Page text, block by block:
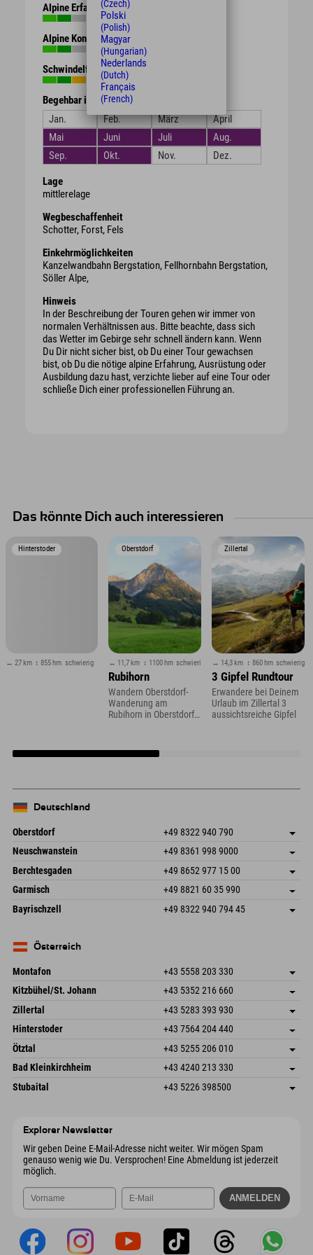
Alpine Erfahrung
Alpine Kondition
Schwindelfreiheit
Begehbar in den Monaten
Jan.
Feb. März
April
Mai
Juni Juli
Aug.
Sep.
Okt. Nov. Dez.
Lage
mittlerelage
Wegbeschaffenheit
Schotter, Forst, Fels
Einkehrmöglichkeiten
Kanzelwandbahn Bergstation, Fellhornbahn Bergstation,
Söller Alpe,
Hinweis
In der Beschreibung der Touren gehen wir immer von
normalen Verhältnissen aus. Bitte beachte, dass sich
das Wetter im Gebirge sehr schnell ändern kann. Wenn
Du Dir nicht sicher bist, ob Du einer Tour gewachsen
bist, ob Du die nötige alpine Erfahrung, Ausrüstung oder
Ausbildung dazu hast, verzichte lieber auf eine Tour oder
schließe Dich einer professionellen Führung an.
Das könnte Dich auch interessieren
Hinterstoder
↔ 27 km ↕ 855 hm schwierig
Oberstdorf
↔ 11,7 km ↕ 1100 hm schwierig
Rubihorn
Wandern Oberstdorf-
Wanderung am
Rubihorn in Oberstdorf
Zillertal
↔ 14,3 km ↕ 860 hm schwierig
3 Gipfel Rundtour
Erwandere bei Deinem
Urlaub im Zillertal 3
aussichtsreiche Gipfel
Deutschland
Oberstdorf +49 8322 940 790
An der Breitach 3
Deutschland
Adresse speichern
Buchen
Neuschwanstein +49 8361 998 9000
An der Riese 45
87484 Nesselwang im Allgäu
Deutschland
Adresse speichern
Anreiseinfos
Buchen
Berchtesgaden +49 8652 977 15 00
Hofreitstr. 7
Deutschland
Adresse speichern
Buchen
Garmisch +49 8821 60 35 990
Frickenstraße 22
82490 Farchant
Adresse speichern
Anreiseinfos
Bayrischzell +49 8322 940 794 45
Deutschland
Österreich
Montafon +43 5558 203 330
Dorfstr. 127b
6793 Gaschurn/Montafon
Österreich
Adresse speichern
Buchen
Kitzbühel/St. Johann +43 5352 216 660
Speckbacherstraße 87
6380 St. Johann in Tirol
Österreich
Adresse speichern
Anreiseinfos
Buchen
Zillertal +43 5283 393 930
Schmiedau 2
Österreich
Adresse speichern
Buchen
Hinterstoder +43 7564 204 440
Freizeitpark 10
4573 Hinterstoder
Österreich
Adresse speichern
Anreiseinfos
Buchen
Ötztal +43 5255 206 010
Gscheat 14
Österreich
Adresse speichern
Buchen
Bad Kleinkirchheim +43 4240 213 330
Dorfstraße 24
9546 Bad Kleinkirchheim
Adresse speichern
Anreiseinfos
Stubaital +43 5226 398500
Explorer Newsletter
Wir geben Deine E-Mail-Adresse nicht weiter. Wir mögen Spam
genauso wenig wie Du. Versprochen! Eine Abmeldung ist jederzeit
möglich.
(Czech)
Polski
(Polish)
Magyar
(Hungarian)
Nederlands
(Dutch)
Français
(French)